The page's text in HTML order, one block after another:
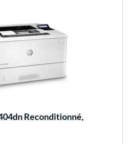
Reconditionné,